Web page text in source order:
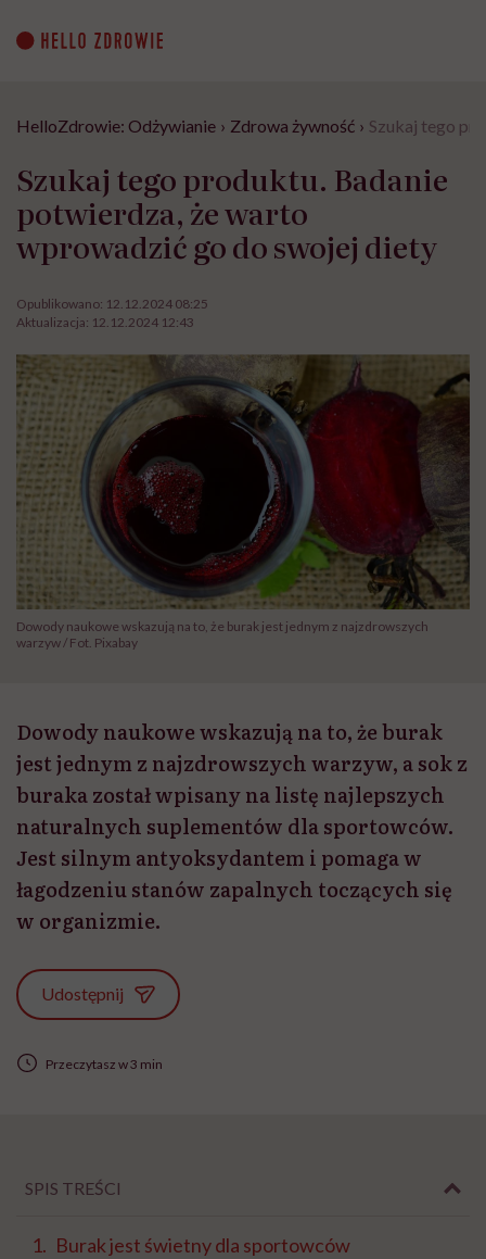
content
HelloZdrowie: Odżywianie › Zdrowa żywność › Szukaj tego
Szukaj tego produktu. Badanie
potwierdza, że warto
wprowadzić go do swojej diety
Opublikowano: 12.12.2024 08:25
Aktualizacja: 12.12.2024 12:43
Dowody naukowe wskazują na to, że burak jest jednym z najzdrowszych
warzyw / Fot. Pixabay
Dowody naukowe wskazują na to, że burak
jest jednym z najzdrowszych warzyw, a sok z
buraka został wpisany na listę najlepszych
naturalnych suplementów dla sportowców.
Jest silnym antyoksydantem i pomaga w
łagodzeniu stanów zapalnych toczących się
w organizmie.
Udostępnij
Przeczytasz w 3 min
SPIS TREŚCI
Burak jest świetny dla sportowców